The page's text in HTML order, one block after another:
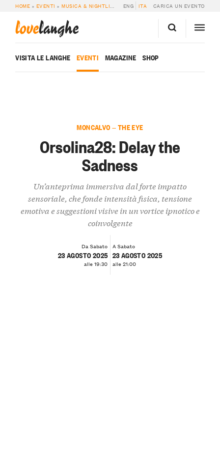
HOME » EVENTI »MUSICA & NIGHTLIFE ORSOLINA28: DELAY THE SADNESS
ENG ITA CARICA UN EVENTO
lovelanghe
VISITA LE LANGHE EVENTI MAGAZINE SHOP
MONCALVO — THE EYE
Orsolina28: Delay the
Sadness
Un’anteprima immersiva dal forte impatto
sensoriale, che fonde intensità fisica, tensione
emotiva e suggestioni visive in un vortice ipnotico e
coinvolgente
Da Sabato
23 AGOSTO 2025
alle 19:30
A Sabato
23 AGOSTO 2025
alle 21:00